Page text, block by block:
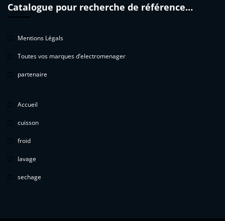
Catalogue pour recherche de référence…
Mentions Légals
Toutes vos marques d’electromenager
partenaire
Accueil
cuisson
froid
lavage
sechage